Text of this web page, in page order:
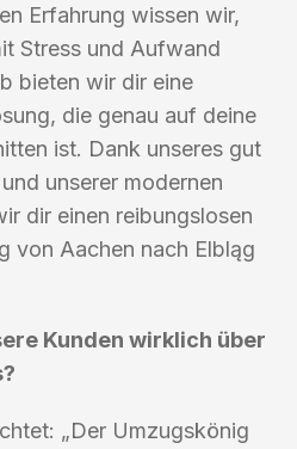
Erfahrung wissen wir,
Stress und Aufwand
bieten wir dir eine
die genau auf deine
ist. Dank unseres gut
unserer modernen
dir einen reibungslosen
von Aachen nach Elbląg
Kunden wirklich über
„Der Umzugskönig